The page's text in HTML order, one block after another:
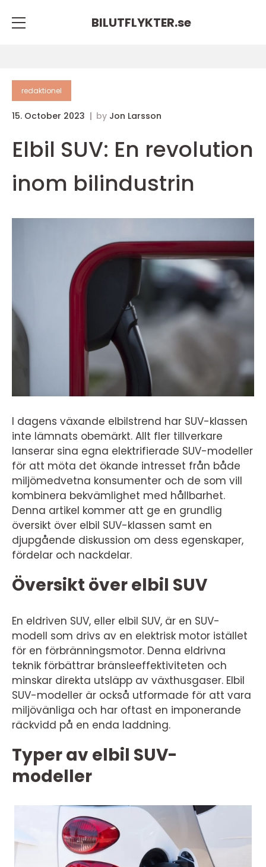
BILUTFLYKTER.se
redaktionel
15. October 2023 by Jon Larsson
Elbil SUV: En revolution
inom bilindustrin
I dagens växande elbilstrend har SUV-klassen
inte lämnats obemärkt. Allt fler tillverkare
lanserar sina egna elektrifierade SUV-modeller
för att möta det ökande intresset från både
miljömedvetna konsumenter och de som vill
kombinera bekvämlighet med hållbarhet.
Denna artikel kommer att ge en grundlig
översikt över elbil SUV-klassen samt en
djupgående diskussion om dess egenskaper,
fördelar och nackdelar.
Översikt över elbil SUV
En eldriven SUV, eller elbil SUV, är en SUV-
modell som drivs av en elektrisk motor istället
för en förbränningsmotor. Denna eldrivna
teknik förbättrar bränsleeffektiviteten och
minskar direkta utsläpp av växthusgaser. Elbil
SUV-modeller är också utformade för att vara
miljövänliga och har oftast en imponerande
räckvidd på en enda laddning.
Typer av elbil SUV-
modeller